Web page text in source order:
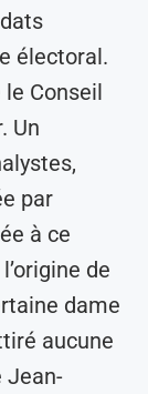
électoral.
le Conseil
Un
par
à ce
de
dame
aucune
Jean-